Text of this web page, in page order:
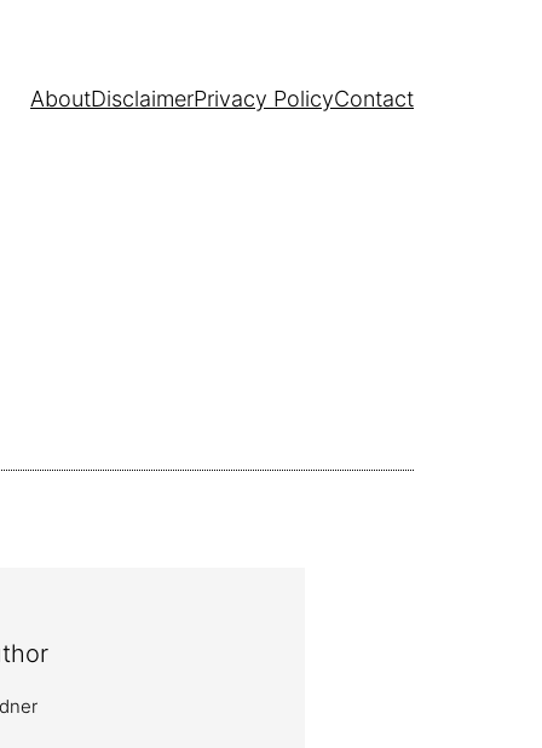
AboutDisclaimerPrivacy PolicyContact